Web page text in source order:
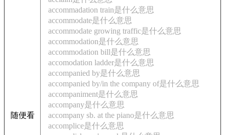
随便看
accommadation train是什么意思
accommodate是什么意思
accommodate growing traffic是什么意思
accommodation是什么意思
accommodation bill是什么意思
accomodation ladder是什么意思
accompanied by是什么意思
accompanied by/in the company of是什么意思
accompaniment是什么意思
accompany是什么意思
accompany sb. at the piano是什么意思
accomplice是什么意思